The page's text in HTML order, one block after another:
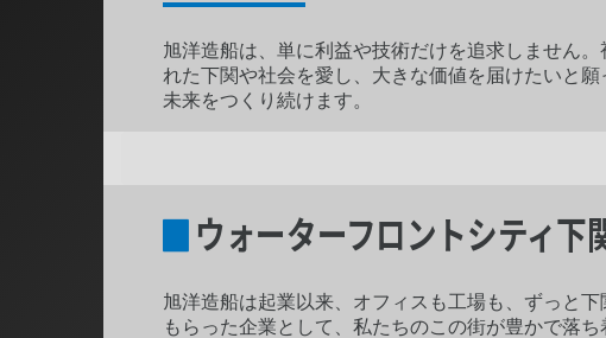
旭洋造船は、単に利益や技術だけを追求しません
れた下関や社会を愛し、大きな価値を届けたいと
未来をつくり続けます。
ウォーターフロントシティ下
旭洋造船は起業以来、オフィスも工場も、ずっと
もらった企業として、私たちのこの街が豊かで落